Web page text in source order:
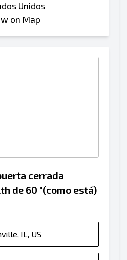
Unidos
on Map
cerrada
de 60 "(como está)
IL, US